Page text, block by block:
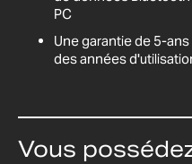
PC
Une garantie de 5-
des années
Vous